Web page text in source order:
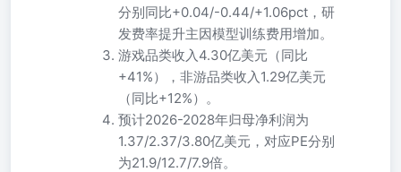
分别同比+0.04/-0.44/+1.06pct，研
发费率提升主因模型训练费用增加。
游戏品类收入4.30亿美元（同比
+41%），非游品类收入1.29亿美元
（同比+12%）。
预计2026-2028年归母净利润为
1.37/2.37/3.80亿美元，对应PE分别
为21.9/12.7/7.9倍。